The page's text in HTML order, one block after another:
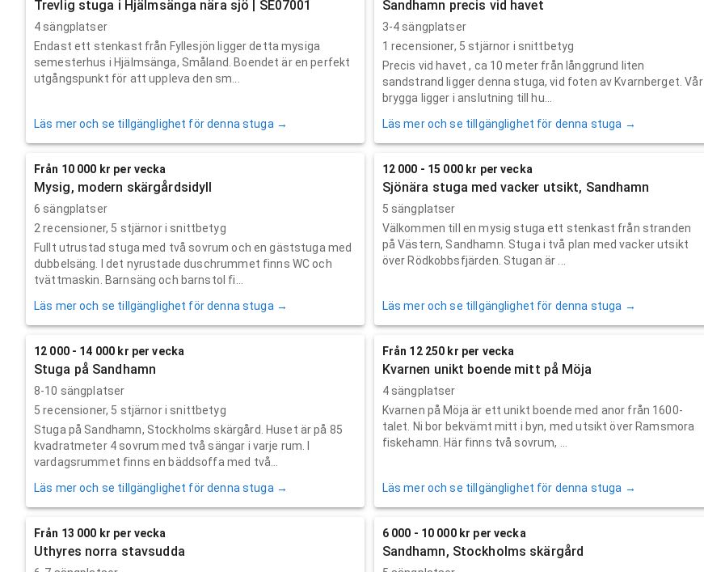
Trevlig stuga i Hjälmsänga nära sjö | SE07001
4 sängplatser
Endast ett stenkast från Fyllesjön ligger detta mysiga
semesterhus i Hjälmsänga, Småland. Boendet är en perfekt
utgångspunkt för att uppleva den sm...
Läs mer och se tillgänglighet för denna stuga →
Sandhamn precis vid havet
3-4 sängplatser
1 recensioner, 5 stjärnor i snittbetyg
Precis vid havet , ca 10 meter från långgrund liten
sandstrand ligger denna stuga, vid foten av Kvarnberget. Vår
brygga ligger i anslutning till hu...
Läs mer och se tillgänglighet för denna stuga →
Från 10 000 kr per vecka
Mysig, modern skärgårdsidyll
6 sängplatser
2 recensioner, 5 stjärnor i snittbetyg
Fullt utrustad stuga med två sovrum och en gäststuga med
dubbelsäng. I det nyrustade duschrummet finns WC och
tvättmaskin. Barnsäng och barnstol fi...
Läs mer och se tillgänglighet för denna stuga →
12 000 - 15 000 kr per vecka
Sjönära stuga med vacker utsikt, Sandhamn
5 sängplatser
Välkommen till en mysig stuga ett stenkast från stranden
på Västern, Sandhamn. Stuga i två plan med vacker utsikt
över Rödkobbsfjärden. Stugan är ...
Läs mer och se tillgänglighet för denna stuga →
12 000 - 14 000 kr per vecka
Stuga på Sandhamn
8-10 sängplatser
5 recensioner, 5 stjärnor i snittbetyg
Stuga på Sandhamn, Stockholms skärgård. Huset är på 85
kvadratmeter 4 sovrum med två sängar i varje rum. I
vardagsrummet finns en bäddsoffa med två...
Läs mer och se tillgänglighet för denna stuga →
Från 12 250 kr per vecka
Kvarnen unikt boende mitt på Möja
4 sängplatser
Kvarnen på Möja är ett unikt boende med anor från 1600-
talet. Ni bor bekvämt mitt i byn, med utsikt över Ramsmora
fiskehamn. Här finns två sovrum, ...
Läs mer och se tillgänglighet för denna stuga →
Från 13 000 kr per vecka
Uthyres norra stavsudda
6 000 - 10 000 kr per vecka
Sandhamn, Stockholms skärgård